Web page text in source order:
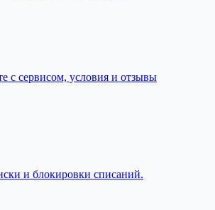
с сервисом, условия и отзывы
и блокировки списаний.